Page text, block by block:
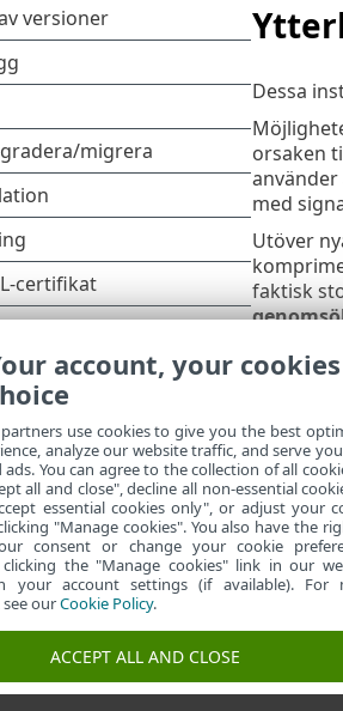
Dessa
orsaken
med
Utöver
faktisk
kunskapsbas ESET forum
spol. s r.o. – med ensamrätt.
account, your cookies
use cookies to give you the best
analyze our website traffic, and serve
ads. You can agree to the collection of all
all and close", decline all non-essential
essential cookies only", or adjust your
"Manage cookies". You also have the
consent or change your cookie
the "Manage cookies" link in our
your account settings (if available). For
ourCookie Policy.
ACCEPT ALL AND CLOSE